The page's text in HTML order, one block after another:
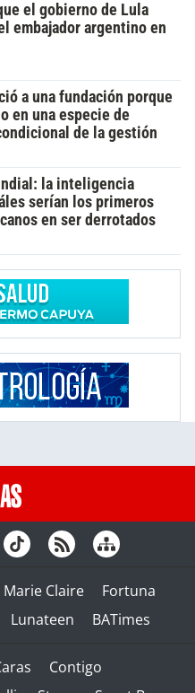
el gobierno de Lula
embajador argentino en
a una fundación porque
en una especie de
de la gestión
la inteligencia
serían los primeros
en ser derrotados
Marie Claire
Fortuna
Lunateen BATimes
Contigo